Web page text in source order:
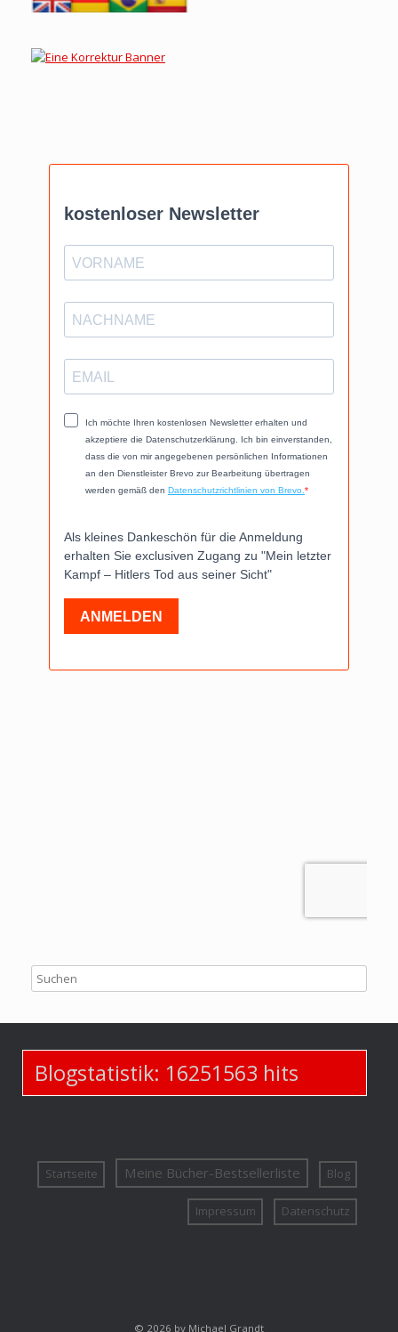
Blogstatistik: 16251563 hits
Startseite Meine Bücher-Bestsellerliste Blog
Impressum Datenschutz
© 2026 by Michael Grandt